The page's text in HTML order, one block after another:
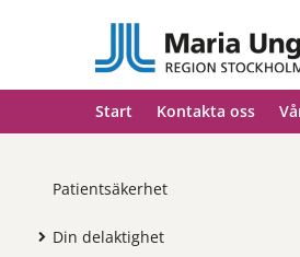
Start Kontakta oss
Patientsäkerhet
Din delaktighet